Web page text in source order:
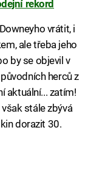
rekord
vrátit, i
ale třeba jeho
by se objevil v
herců z
aktuální... zatím!
stále zbývá
dorazit 30.